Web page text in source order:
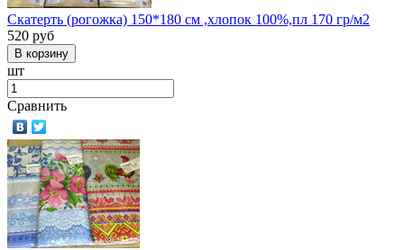
Скатерть (рогожка) 150*180 см ,хлопок 100%,пл 170 гр/м2
520 руб
шт
Сравнить